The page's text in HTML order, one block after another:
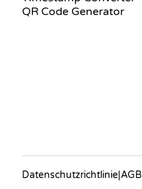
QR Code Generator
Datenschutzrichtlinie|AGB